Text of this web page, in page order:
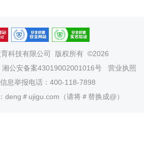
科技有限公司
版权所有 ©2026
湘公安备案43019002001016号
营业执照
息举报电话：400-118-7898
deng＃ujigu.com（请将＃替换成@）